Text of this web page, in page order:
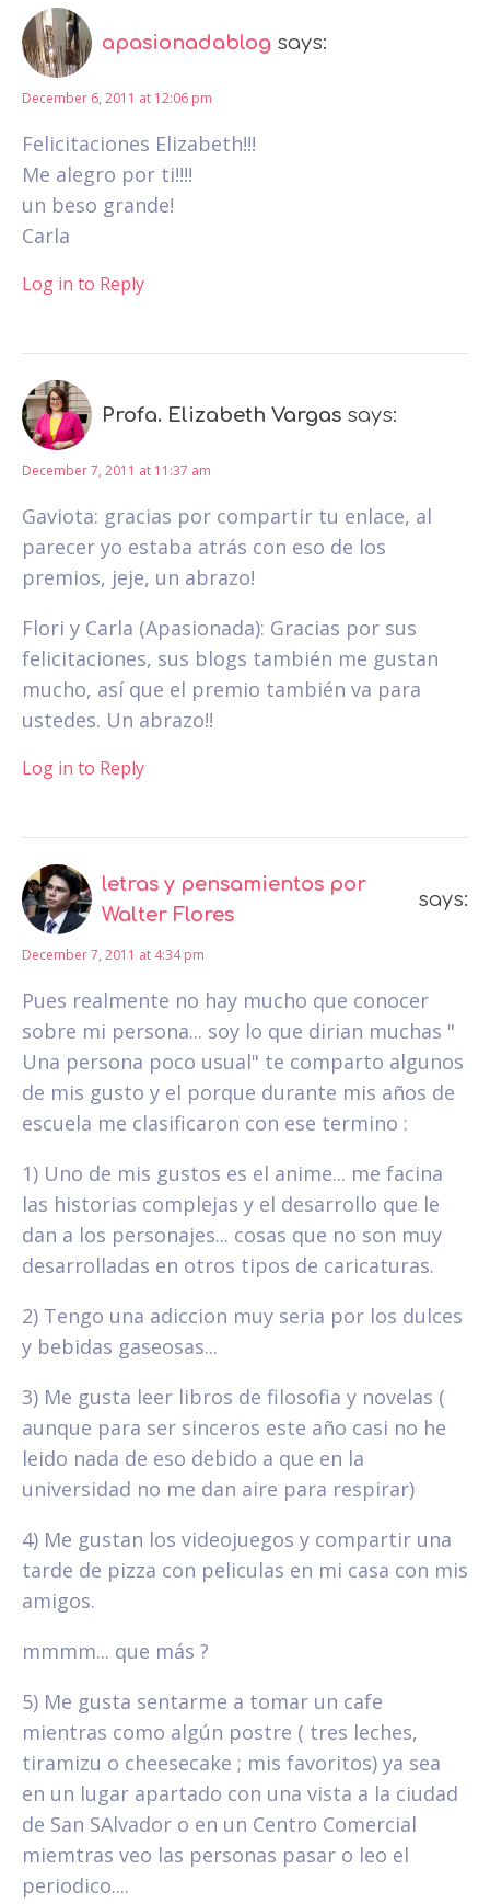
apasionadablog says:
December 6, 2011 at 12:06 pm
Felicitaciones Elizabeth!!!
Me alegro por ti!!!!
un beso grande!
Carla
Log in to Reply
Profa. Elizabeth Vargas says:
December 7, 2011 at 11:37 am
Gaviota: gracias por compartir tu enlace, al
parecer yo estaba atrás con eso de los
premios, jeje, un abrazo!
Flori y Carla (Apasionada): Gracias por sus
felicitaciones, sus blogs también me gustan
mucho, así que el premio también va para
ustedes. Un abrazo!!
Log in to Reply
letras y pensamientos por
Walter Flores
says:
December 7, 2011 at 4:34 pm
Pues realmente no hay mucho que conocer
sobre mi persona... soy lo que dirian muchas "
Una persona poco usual" te comparto algunos
de mis gusto y el porque durante mis años de
escuela me clasificaron con ese termino :
1) Uno de mis gustos es el anime... me facina
las historias complejas y el desarrollo que le
dan a los personajes... cosas que no son muy
desarrolladas en otros tipos de caricaturas.
2) Tengo una adiccion muy seria por los dulces
y bebidas gaseosas...
3) Me gusta leer libros de filosofia y novelas (
aunque para ser sinceros este año casi no he
leido nada de eso debido a que en la
universidad no me dan aire para respirar)
4) Me gustan los videojuegos y compartir una
tarde de pizza con peliculas en mi casa con mis
amigos.
mmmm... que más ?
5) Me gusta sentarme a tomar un cafe
mientras como algún postre ( tres leches,
tiramizu o cheesecake ; mis favoritos) ya sea
en un lugar apartado con una vista a la ciudad
de San SAlvador o en un Centro Comercial
miemtras veo las personas pasar o leo el
periodico....